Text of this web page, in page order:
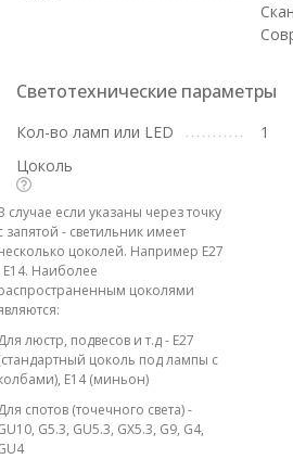
Светотехнические параметры
Кол-во ламп или LED
1
Цоколь
случае если указаны через точку
запятой - светильник имеет
цоколей. Например E27
E14. Наиболее
цоколями
люстр, подвесов и т.д - E27
цоколь под лампы с
E14 (миньон)
спотов (точечного света) -
G5.3, GU5.3, GX5.3, G9, G4,